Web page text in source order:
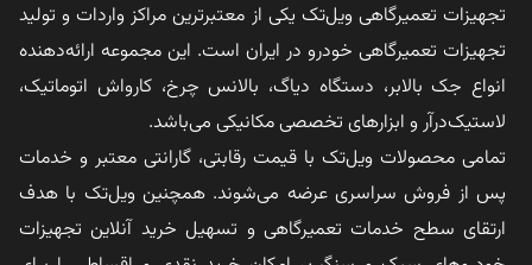
تجهیزات تعمیرگاهی ویل‌تک یکی از معتبرترین مراکز واردات و تولید
تجهیزات تعمیرگاهی خودرو در ایران است. این مجموعه ارائه‌دهنده
انواع جک بالابر، دستگاه دیاگ، بالانس چرخ، کارواش اتوماتیک،
لاستیک‌درآر و ابزارهای تخصصی مکانیکی می‌باشد.
تمامی محصولات ویل‌تک با قیمت رقابتی، گارانتی معتبر و خدمات
پس از فروش سراسری عرضه می‌شوند. همچنین ویل‌تک با هدف
ارتقای سطح خدمات تعمیرگاهی و تسهیل خرید آنلاین تجهیزات